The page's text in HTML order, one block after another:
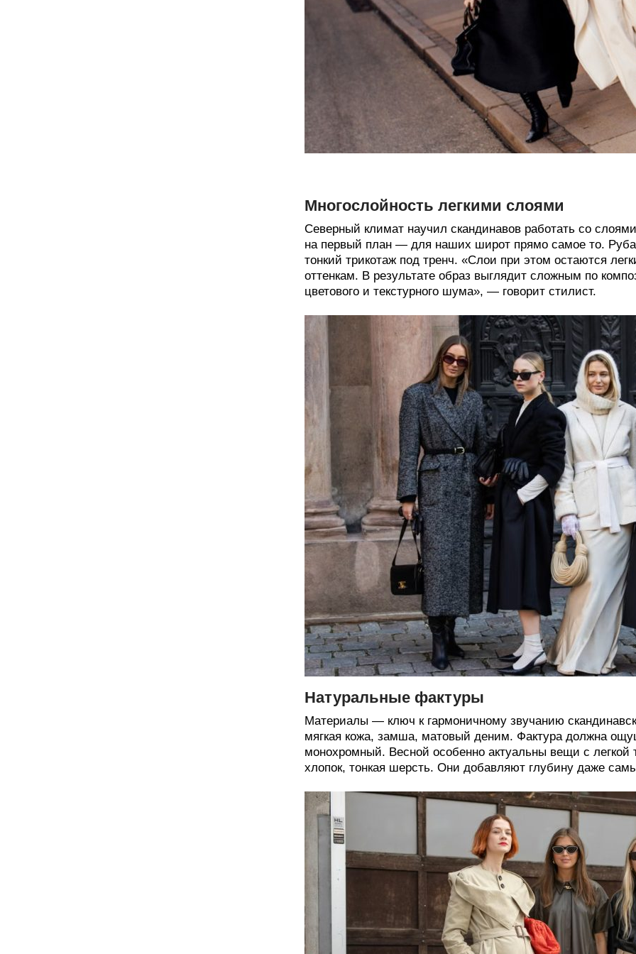
Многослойность легкими слоями
Северный климат научил скандинавов работать со
на первый план — для наших широт прямо самое то.
тонкий трикотаж под тренч. «Слои при этом остаются
оттенкам. В результате образ выглядит сложным по
цветового и текстурного шума», — говорит стилист.
Натуральные фактуры
Материалы — ключ к гармоничному звучанию
мягкая кожа, замша, матовый деним. Фактура должна
монохромный. Весной особенно актуальны вещи с
хлопок, тонкая шерсть. Они добавляют глубину даже